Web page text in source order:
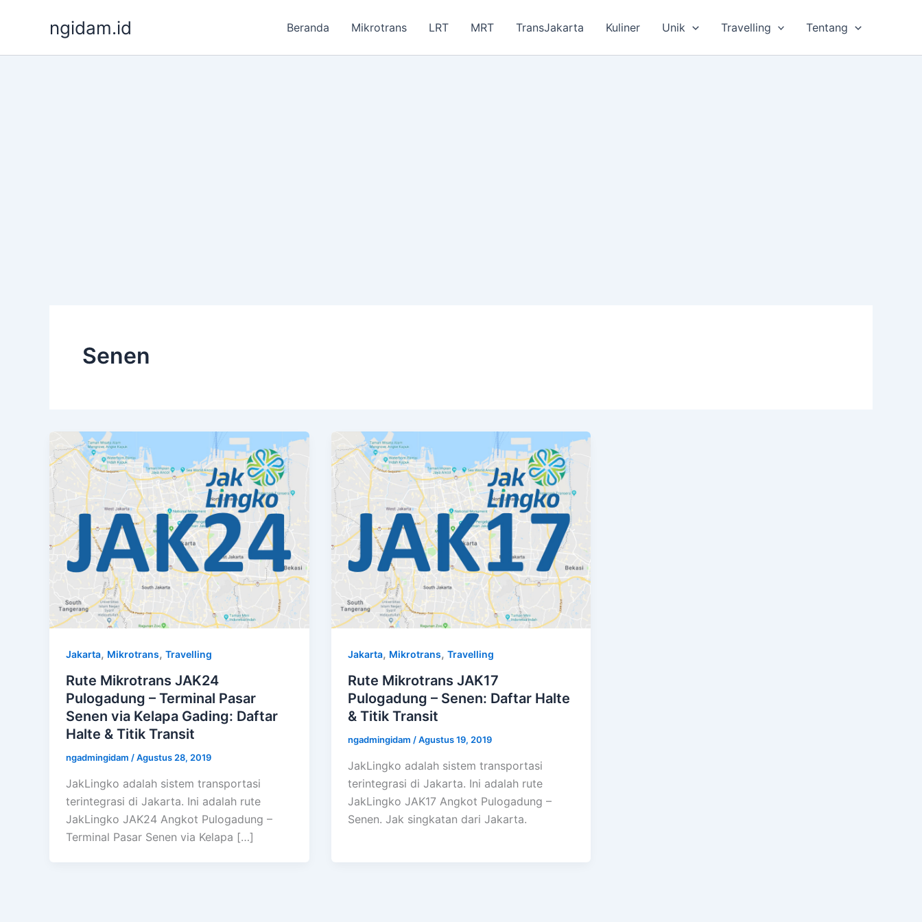
ngidam.id Beranda Mikrotrans LRT MRT TransJakarta Kuliner Unik Travelling Tentang
Senen
Jakarta, Mikrotrans, Travelling
Rute Mikrotrans JAK24
Pulogadung – Terminal Pasar
Senen via Kelapa Gading: Daftar
Halte & Titik Transit
ngadmingidam /Agustus 28, 2019
JakLingko adalah sistem transportasi
terintegrasi di Jakarta. Ini adalah rute
JakLingko JAK24 Angkot Pulogadung –
Terminal Pasar Senen via Kelapa […]
Jakarta, Mikrotrans, Travelling
Rute Mikrotrans JAK17
Pulogadung – Senen: Daftar Halte
& Titik Transit
ngadmingidam /Agustus 19, 2019
JakLingko adalah sistem transportasi
terintegrasi di Jakarta. Ini adalah rute
JakLingko JAK17 Angkot Pulogadung –
Senen. Jak singkatan dari Jakarta.